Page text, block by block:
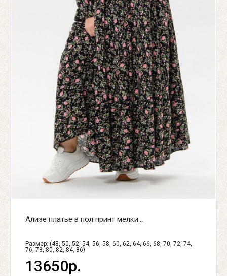
Ализе платье в пол принт мелки...
Размер: (48, 50, 52, 54, 56, 58, 60, 62, 64, 66, 68, 70, 72, 74,
76, 78, 80, 82, 84, 86)
13650р.